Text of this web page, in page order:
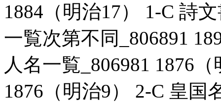
1884（明治17） 1-C 詩
一覧次第不同_806891
人名一覧_806981 1876
1876（明治9） 2-C 皇国